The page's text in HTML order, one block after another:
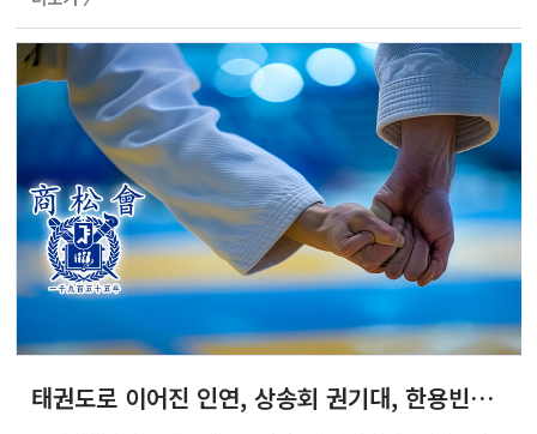
격의 차이가 극심하다는 것을 알게 됐어요. 그 이유가 바로
기업 거버넌스 이슈 때문인데, 즉 특정 대주주의 이익을 위
해서만 기업이 운영되기 때문이라는 것도 알았습니다.투자
의 기본은 좋은 기업을 싸게 사서 비싸게 파는 것인데,
PEF(Private Equity Fund) 시장은 이미 경쟁이 너무 치열
해져서 비싼..
태권도로 이어진 인연, 상송회 권기대, 한용빈, 문효일 동문, 박건우 학생과의 만남